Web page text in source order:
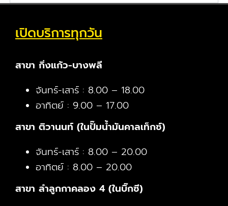
เปิดบริการทุกวัน
สาขา กิ่งแก้ว-บางพลี
จันทร์-เสาร์ : 8.00 – 18.00
อาทิตย์ : 9.00 – 17.00
สาขา ติวานนท์ (ในปั๊มน้ำมันคาลเท็กซ์)
จันทร์-เสาร์ : 8.00 – 20.00
อาทิตย์ : 8.00 – 20.00
สาขา ลำลูกกาคลอง 4 (ในบิ๊กซี)